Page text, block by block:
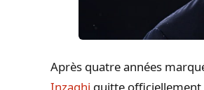
Après quatre années